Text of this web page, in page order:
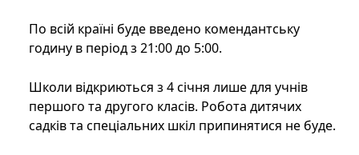
По всій країні буде введено комендантську
годину в період з 21:00 до 5:00.
Школи відкриються з 4 січня лише для учнів
першого та другого класів. Робота дитячих
садків та спеціальних шкіл припинятися не буде.